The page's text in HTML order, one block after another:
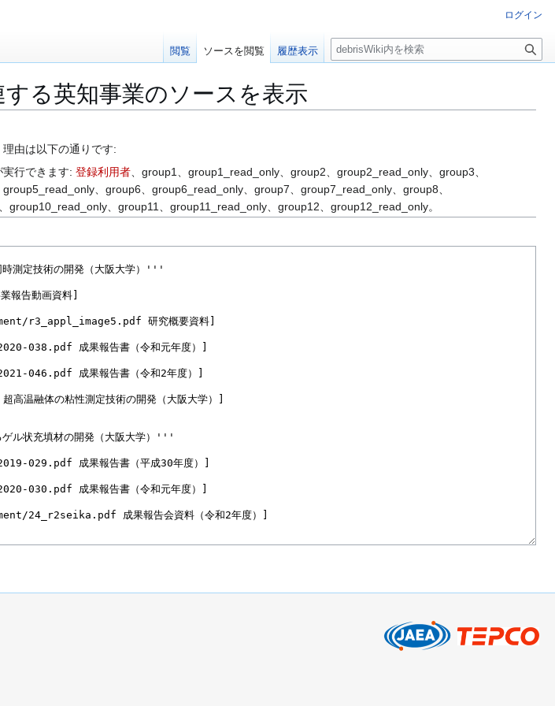
る英知事業のソースを表示
由は以下の通りです:
行できます: 登録利用者 、group1、group1_read_only、group2、group2_read_only、group3、
、group6、group6_read_only、group7、group7_read_only、group8、
、group11、group11_read_only、group12、group12_read_only。
ログイン
閲覧 ソースを閲覧 履歴表示
検
索